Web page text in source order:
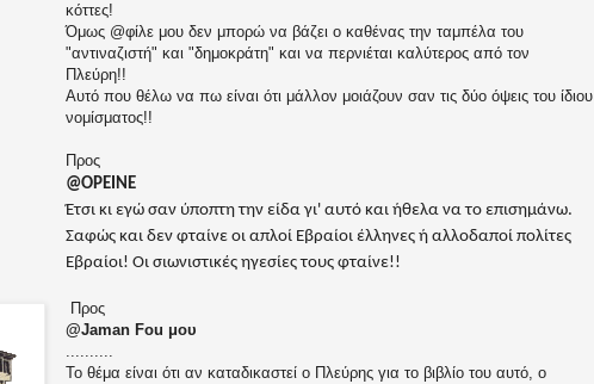
κόττες!
Όμως @φίλε μου δεν μπορώ να βάζει ο καθένας την ταμπέλα του
"αντιναζιστή" και "δημοκράτη" και να περνιέται καλύτερος από τον
Πλεύρη!!
Αυτό που θέλω να πω είναι ότι μάλλον μοιάζουν σαν τις δύο όψεις του ίδιου
νομίσματος!!
Προς
@OΡΕΙΝΕ
Έτσι κι εγώ σαν ύποπτη την είδα γι' αυτό και ήθελα να το επισημάνω.
Σαφώς και δεν φταίνε οι απλοί Εβραίοι έλληνες ή αλλοδαποί πολίτες
Εβραίοι! Οι σιωνιστικές ηγεσίες τους φταίνε!!
Προς
@Jaman Fou μου
..........
Το θέμα είναι ότι αν καταδικαστεί ο Πλεύρης για το βιβλίο του αυτό, ο